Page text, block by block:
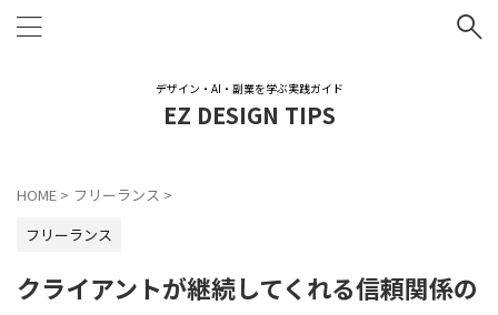
デザイン・AI・副業を学ぶ実践ガイド
EZ DESIGN TIPS
HOME > フリーランス >
フリーランス
クライアントが継続してくれる信頼関係の